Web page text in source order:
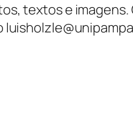
textos e